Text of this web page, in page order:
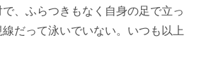
、ふらつきもなく自身の足で立っ
だって泳いでいない。いつも以上